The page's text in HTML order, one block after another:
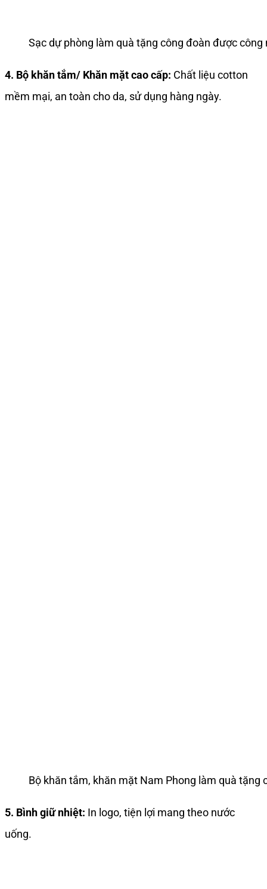
Sạc dự phòng làm quà tặng công đoàn được công
4. Bộ khăn tắm/ Khăn mặt cao cấp: Chất liệu cotton
mềm mại, an toàn cho da, sử dụng hàng ngày.
Bộ khăn tắm, khăn mặt Nam Phong làm quà
5. Bình giữ nhiệt: In logo, tiện lợi mang theo nước
uống.